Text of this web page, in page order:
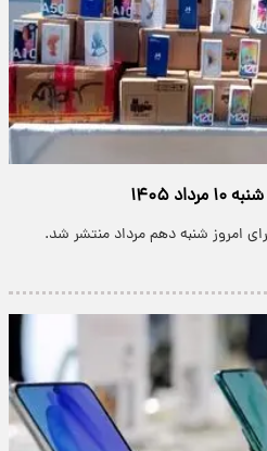
۱۴۰۵
امروز شنبه دهم مرداد منتشر شد.